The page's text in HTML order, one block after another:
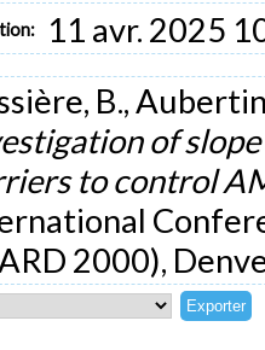
11 avr. 2025
B.,
of
to control
2000),